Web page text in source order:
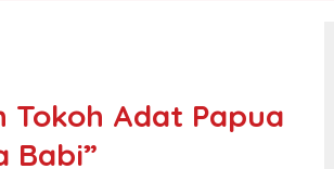
Tokoh Adat Papua
Babi”